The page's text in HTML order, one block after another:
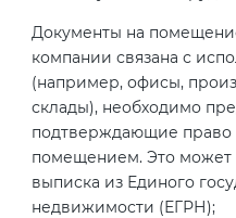
Документы на
компании связана с
(например, офисы,
склады), необходимо
подтверждающие право
помещением. Это может
выписка из Единого
недвижимости (ЕГРН);